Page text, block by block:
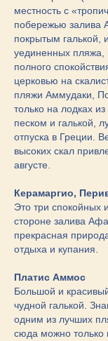
местность с
побережью залива
покрытым галькой,
уединенных пляжа,
полного
церковью на
пляжи Аммудаки,
только на лодках
песком и галькой,
отпуска в Греции.
высоких скал
августе.
Керамаргио,
Это три спокойных
стороне залива
прекрасная
отдыха и купания.
Платис Аммос
Большой и
чудной галькой.
одним из лучших
сюда можно только